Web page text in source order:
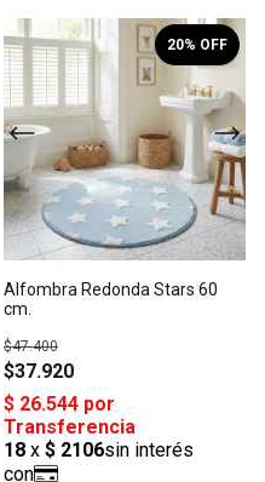
1/6
Alfombra Redonda Stars 60
cm.
$37.920
$47.400
20% OFF